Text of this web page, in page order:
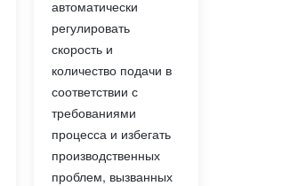
автоматически
регулировать
скорость и
количество подачи в
соответствии с
требованиями
процесса и избегать
производственных
проблем, вызванных